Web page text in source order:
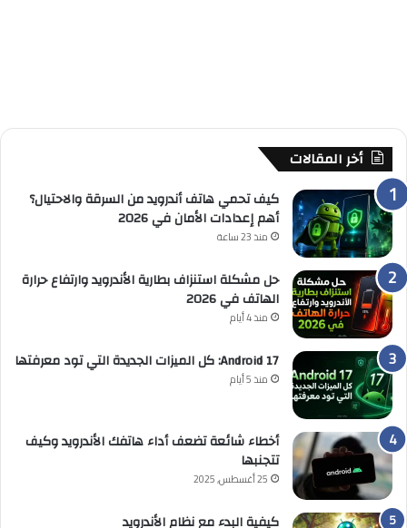
أخر المقالات
كيف تحمي هاتف أندرويد من السرقة والاحتيال؟
أهم إعدادات الأمان في 2026
منذ 23 ساعة
حل مشكلة استنزاف بطارية الأندرويد وارتفاع حرارة
الهاتف في 2026
منذ 4 أيام
Android 17: كل الميزات الجديدة التي تود معرفتها
منذ 5 أيام
أخطاء شائعة تضعف أداء هاتفك الأندرويد وكيف
تتجنبها
25 أغسطس, 2025
كيفية البدء مع نظام الأندرويد